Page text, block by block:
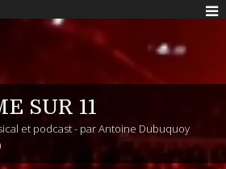
SUR 11
et podcast - par Antoine Dubuquoy